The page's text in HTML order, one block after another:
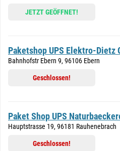
JETZT GEÖFFNET!
Paketshop UPS Elektro-Dietz
Bahnhofstr Ebern 9, 96106 Ebern
Geschlossen!
Paket Shop UPS
Hauptstrasse 19, 96181 Rauhenebrach
Geschlossen!